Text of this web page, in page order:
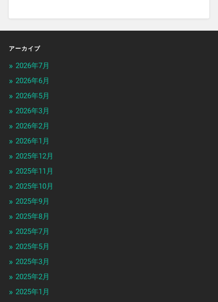
アーカイブ
2026年7月
2026年6月
2026年5月
2026年3月
2026年2月
2026年1月
2025年12月
2025年11月
2025年10月
2025年9月
2025年8月
2025年7月
2025年5月
2025年3月
2025年2月
2025年1月